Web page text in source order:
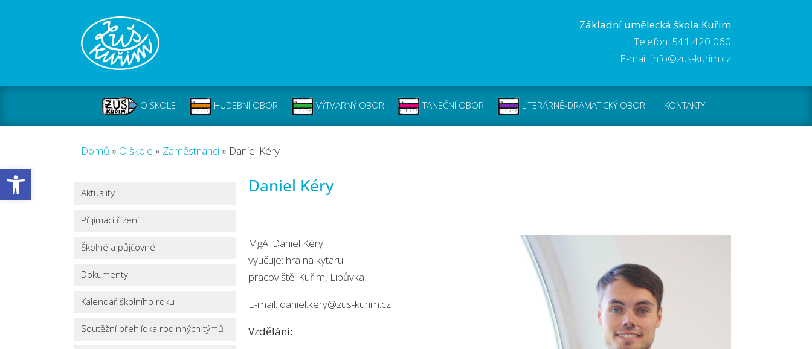
Open toolbar
Základní umělecká škola Kuřim
Telefon: 541 420 060
E-mail: info@zus-kurim.cz
O ŠKOLE HUDEBNÍ OBOR VÝTVARNÝ OBOR TANEČNÍ OBOR LITERÁRNĚ-DRAMATICKÝ OBOR KONTAKTY
Domů » O škole » Zaměstnanci » Daniel Kéry
Aktuality
Přijímací řízení
Školné a půjčovné
Dokumenty
Kalendář školního roku
Soutěžní přehlídka rodinných týmů
Daniel Kéry
MgA. Daniel Kéry
vyučuje: hra na kytaru
pracoviště: Kuřim, Lipůvka
E-mail: daniel.kery@zus-kurim.cz
Vzdělání: